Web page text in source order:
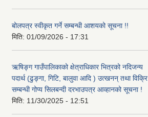
बोलपत्र स्वीकृत गर्ने सम्बन्धी आशयको सूचना !!
मिति: 01/09/2026 - 17:31
ऋषिङ्ग गाउँपालिकाको क्षेत्राधिकार भित्रको नदिजन्य
पदार्थ (ढुङ्गा, गिटि, बालुवा आदि ) उत्खनन् तथा विक्रि
सम्बन्धी गोप्य सिलबन्दी दरभाउपत्र आव्हानको सूचना !
मिति: 11/30/2025 - 12:51